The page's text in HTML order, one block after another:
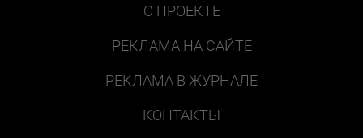
О ПРОЕКТЕ
РЕКЛАМА НА САЙТЕ
РЕКЛАМА В ЖУРНАЛЕ
КОНТАКТЫ